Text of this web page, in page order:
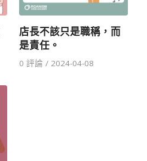
店⻑不該只是職稱，⽽
是責任。
0 評論 / 2024-04-08